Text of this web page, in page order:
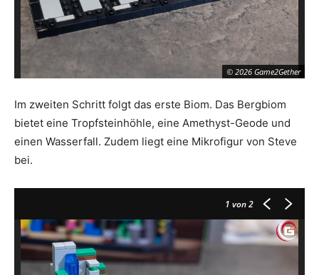
© 2026 Game2Gether
Im zweiten Schritt folgt das erste Biom. Das Bergbiom
bietet eine Tropfsteinhöhle, eine Amethyst-Geode und
einen Wasserfall. Zudem liegt eine Mikrofigur von Steve
bei.
1 von 2